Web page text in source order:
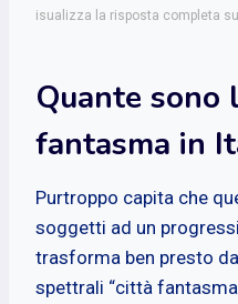
isualizza la risposta completa
Quante sono
fantasma in
Purtroppo capita che
soggetti ad un
trasforma ben presto
spettrali “città